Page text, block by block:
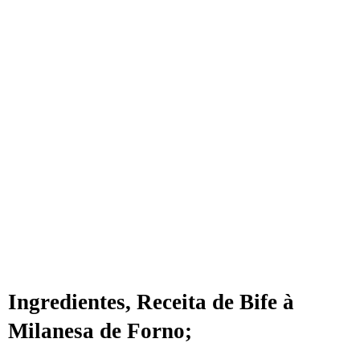
Ingredientes, Receita de Bife à
Milanesa de Forno;